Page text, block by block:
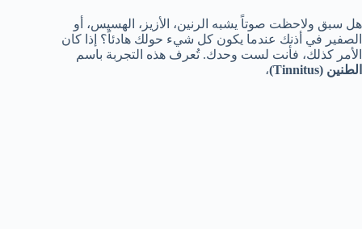
هل سبق ولاحظت صوتاً يشبه الرنين، الأزيز، الهسيس، أو
الصفير في أذنك عندما يكون كل شيء حولك هادئاً؟ إذا كان
الأمر كذلك، فأنت لست وحدك. تُعرف هذه التجربة باسم
الطنين (Tinnitus)
،